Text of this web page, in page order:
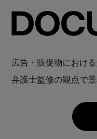
広告・販促物におけ
弁護士監修の観点で